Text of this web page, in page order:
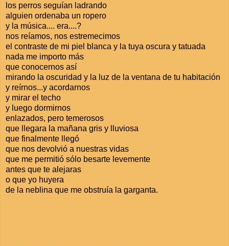
los perros seguían ladrando
alguien ordenaba un ropero
y la música.... era....?
nos reíamos, nos estremecimos
el contraste de mi piel blanca y la tuya oscura y tatuada
nada me importo más
que conocernos así
mirando la oscuridad y la luz de la ventana de tu habitación
y reírnos...y acordarnos
y mirar el techo
y luego dormirnos
enlazados, pero temerosos
que llegara la mañana gris y lluviosa
que finalmente llegó
que nos devolvió a nuestras vidas
que me permitió sólo besarte levemente
antes que te alejaras
o que yo huyera
de la neblina que me obstruía la garganta.